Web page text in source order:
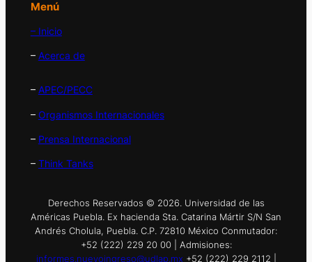
Menú
– Inicio
– Acerca de
– APEC/PECC
– Organismos Internacionales
– Prensa Internacional
– Think Tanks
Derechos Reservados © 2026. Universidad de las
Américas Puebla. Ex hacienda Sta. Catarina Mártir S/N San
Andrés Cholula, Puebla. C.P. 72810 México Conmutador:
+52 (222) 229 20 00 | Admisiones:
informes.nuevoingreso@udlap.mx +52 (222) 229 2112 |